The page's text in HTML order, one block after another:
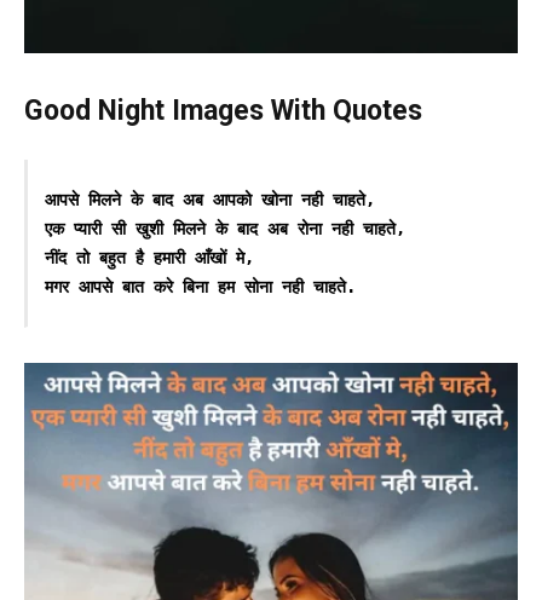
Good Night Images With Quotes
आपसे मिलने के बाद अब आपको खोना नही चाहते,
एक प्यारी सी खुशी मिलने के बाद अब रोना नही चाहते,
नींद तो बहुत है हमारी आँखों मे,
मगर आपसे बात करे बिना हम सोना नही चाहते.